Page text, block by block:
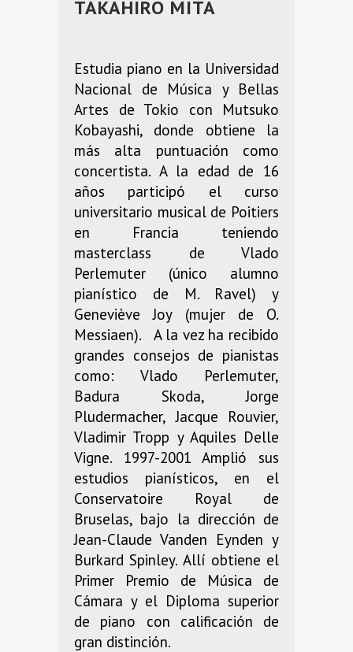
TAKAHIRO MITA
Estudia piano en la Universidad
Nacional de Música y Bellas
Artes de Tokio con Mutsuko
Kobayashi, donde obtiene la
más alta puntuación como
concertista. A la edad de 16
años participó el curso
universitario musical de Poitiers
en Francia teniendo
masterclass de Vlado
Perlemuter (único alumno
pianístico de M. Ravel) y
Geneviève Joy (mujer de O.
Messiaen). A la vez ha recibido
grandes consejos de pianistas
como: Vlado Perlemuter,
Badura Skoda, Jorge
Pludermacher, Jacque Rouvier,
Vladimir Tropp y Aquiles Delle
Vigne. 1997-2001 Amplió sus
estudios pianísticos, en el
Conservatoire Royal de
Bruselas, bajo la dirección de
Jean-Claude Vanden Eynden y
Burkard Spinley. Allí obtiene el
Primer Premio de Música de
Cámara y el Diploma superior
de piano con calificación de
gran distinción.